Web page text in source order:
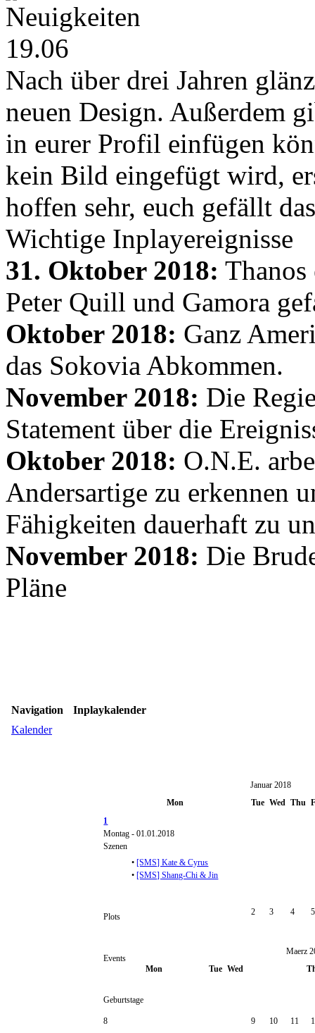
Neuigkeiten
19.06
Nach über drei Jahren
neuen Design. Außerdem
in eurer Profil einfügen
kein Bild eingefügt wird,
hoffen sehr, euch gefällt
Wichtige Inplayereignisse
31. Oktober 2018:
Peter Quill und Gamora
Oktober 2018: Ganz
das Sokovia Abkommen.
November 2018: Die
Statement über die
Oktober 2018: O.N.E.
Andersartige zu erkennen
Fähigkeiten dauerhaft zu
November 2018: Die
Pläne
Navigation
Kalender
Inplaykalender
Januar 2018
Mon
Tue Wed Thu
1
Montag - 01.01.2018
Szenen
•[SMS] Kate & Cyrus
•[SMS] Shang-Chi & Jin
Plots
Events
Geburtstage
2 3 4 5
8 9 10 11
Maerz
Mon
Tue Wed